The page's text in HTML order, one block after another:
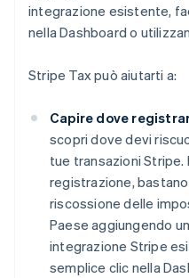
integrazione esistente,
nella Dashboard o
Stripe Tax può aiutarti a:
Capire dove
scopri dove devi
tue transazioni
registrazione,
riscossione delle
Paese aggiungendo
integrazione Stripe
semplice clic nella